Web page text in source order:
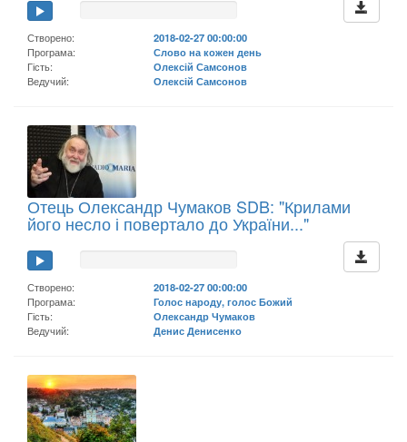
Створено:
2018-02-27 00:00:00
Програма:
Слово на кожен день
Гість:
Олексій Самсонов
Ведучий:
Олексій Самсонов
Отець Олександр Чумаков SDB: "Крилами
його несло і повертало до України..."
Створено:
2018-02-27 00:00:00
Програма:
Голос народу, голос Божий
Гість:
Олександр Чумаков
Ведучий:
Денис Денисенко